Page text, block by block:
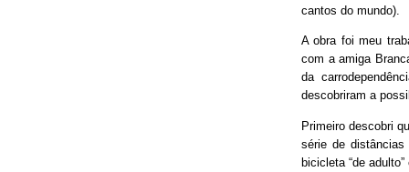
cantos do mundo).
A obra foi meu
com a amiga
da
descobriram a
Primeiro descobri
série de distâncias
bicicleta “de